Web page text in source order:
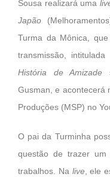
Sousa realizará uma
Japão
Turma da Mônica,
transmissão, intitulada
História de Amizade
Gusman, e acontecerá
Produções (MSP) no
O pai da Turminha
questão de trazer
trabalhos. Na live, ele